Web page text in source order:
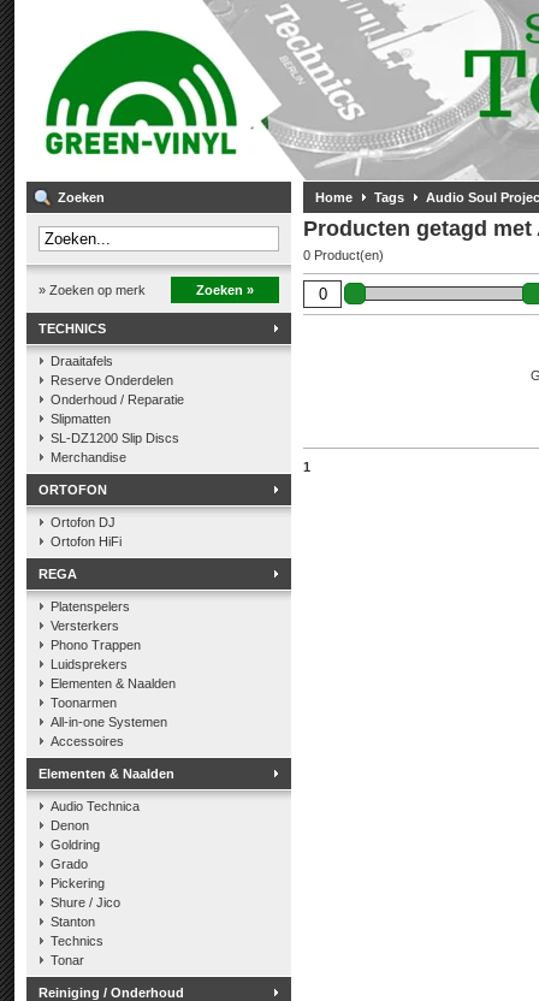
Zoeken
» Zoeken op merk Zoeken »
TECHNICS
Draaitafels
Reserve Onderdelen
Onderhoud / Reparatie
Slipmatten
SL-DZ1200 Slip Discs
Merchandise
ORTOFON
Ortofon DJ
Ortofon HiFi
REGA
Platenspelers
Versterkers
Phono Trappen
Luidsprekers
Elementen & Naalden
Toonarmen
All-in-one Systemen
Accessoires
Elementen & Naalden
Audio Technica
Denon
Goldring
Grado
Pickering
Shure / Jico
Stanton
Technics
Tonar
Reiniging / Onderhoud
Home Tags Audio Soul
Producten getagd
0 Product(en)
1